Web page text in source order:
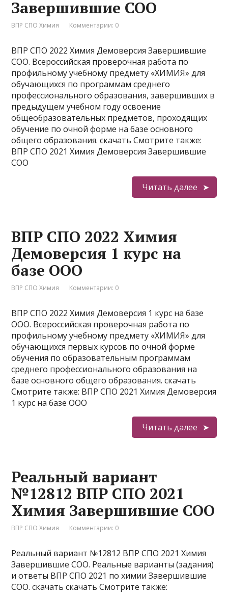
Завершившие СОО
ВПР СПО Химия Комментарии: 0
ВПР СПО 2022 Химия Демоверсия Завершившие
СОО. Всероссийская проверочная работа по
профильному учебному предмету «ХИМИЯ» для
обучающихся по программам среднего
профессионального образования, завершивших в
предыдущем учебном году освоение
общеобразовательных предметов, проходящих
обучение по очной форме на базе основного
общего образования. скачать Смотрите также:
ВПР СПО 2021 Химия Демоверсия Завершившие
СОО
Читать далее
ВПР СПО 2022 Химия
Демоверсия 1 курс на
базе ООО
ВПР СПО Химия Комментарии: 0
ВПР СПО 2022 Химия Демоверсия 1 курс на базе
ООО. Всероссийская проверочная работа по
профильному учебному предмету «ХИМИЯ» для
обучающихся первых курсов по очной форме
обучения по образовательным программам
среднего профессионального образования на
базе основного общего образования. скачать
Смотрите также: ВПР СПО 2021 Химия Демоверсия
1 курс на базе ООО
Читать далее
Реальный вариант
№12812 ВПР СПО 2021
Химия Завершившие СОО
ВПР СПО Химия Комментарии: 0
Реальный вариант №12812 ВПР СПО 2021 Химия
Завершившие СОО. Реальные варианты (задания)
и ответы ВПР СПО 2021 по химии Завершившие
СОО. скачать скачать Смотрите также: